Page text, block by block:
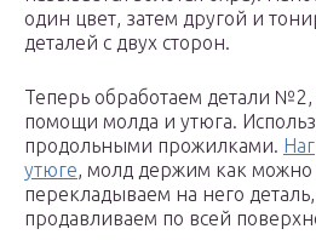
один цвет, затем другой и
деталей с двух сторон.
Теперь обработаем детали №2,
помощи молда и утюга.
продольными прожилками.
утюге, молд держим как можно
перекладываем на него
продавливаем по всей